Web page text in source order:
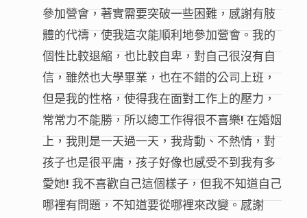
參加營會，著實需要突破一些困難，感謝有肢
體的代禱，使我這次能順利地參加營會。我的
個性比較退縮，也比較自卑，對自己很沒有自
信，雖然也大學畢業，也在不錯的公司上班，
但是我的性格，使得我在面對工作上的壓力，
常常力不能勝，所以總工作得很不喜樂!在婚姻
上，我則是一天過一天，我背動、不熱情，對
孩子也是很平庸，孩子好像也感受不到我有多
愛她!我不喜歡自己這個樣子，但我不知道自己
哪裡有問題，不知道要從哪裡來改變。感謝